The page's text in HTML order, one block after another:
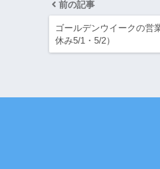
前の記事
ゴールデンウイークの営
休み5/1・5/2）